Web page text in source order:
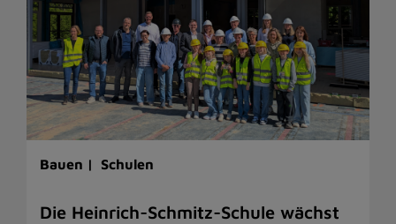
Bauen | Schulen
Die Heinrich-Schmitz-Schule wächst